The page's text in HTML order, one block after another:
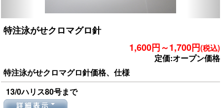
特注泳がせクロマグロ針
1,600円～1,700円(税込)
定価:オープン価格
特注泳がせクロマグロ針価格、仕様
13/0ハリス80号まで
詳細表示